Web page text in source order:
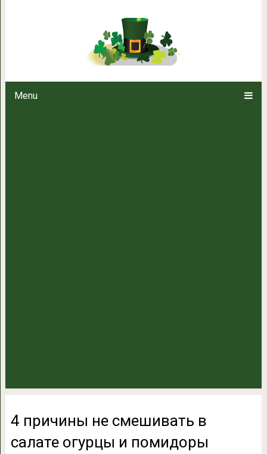
Menu
4 причины не смешивать в
4 причины не смешивать в
салате огурцы и помидоры